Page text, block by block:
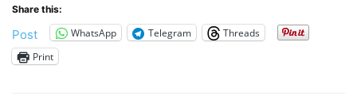
Share this:
Post WhatsApp Telegram
Threads
Print